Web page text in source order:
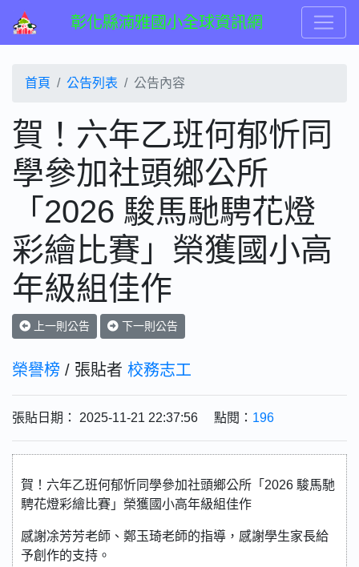
彰化縣湳雅國小全球資訊網
首頁 公告列表 公告內容
賀！六年乙班何郁忻同
學參加社頭鄉公所
「2026 駿馬馳騁花燈
彩繪比賽」榮獲國小高
年級組佳作
上一則公告 下一則公告
榮譽榜 / 張貼者 校務志工
張貼日期： 2025-11-21 22:37:56 點閱： 196
賀！六年乙班何郁忻同學參加社頭鄉公所「2026 駿馬馳
騁花燈彩繪比賽」榮獲國小高年級組佳作
感謝凃芳芳老師、鄭玉琦老師的指導，感謝學生家長給
予創作的支持。